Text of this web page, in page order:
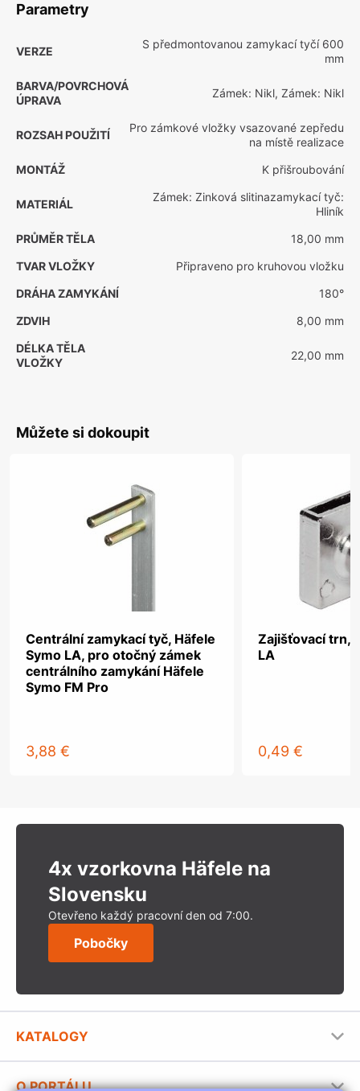
Parametry
VERZE
S předmontovanou zamykací tyčí 600
mm
BARVA/POVRCHOVÁ
ÚPRAVA
Zámek: Nikl, Zámek: Nikl
ROZSAH POUŽITÍ
Pro zámkové vložky vsazované zepředu
na místě realizace
MONTÁŽ
K přišroubování
MATERIÁL
Zámek: Zinková slitinazamykací tyč:
Hliník
PRŮMĚR TĚLA
18,00 mm
TVAR VLOŽKY
Připraveno pro kruhovou vložku
DRÁHA ZAMYKÁNÍ
180°
ZDVIH
8,00 mm
DÉLKA TĚLA
VLOŽKY
22,00 mm
Můžete si dokoupit
Centrální zamykací tyč, Häfele
Symo LA, pro otočný zámek
centrálního zamykání Häfele
Symo FM Pro
3,88 €
Zajišťovací trn,
LA
0,49 €
4x vzorkovna Häfele na
Slovensku
Otevřeno každý pracovní den od 7:00.
Pobočky
KATALOGY
O PORTÁLU